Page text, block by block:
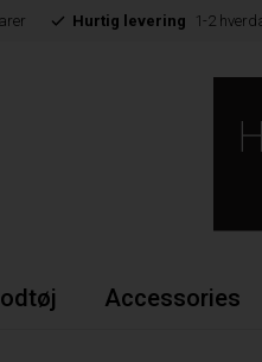
Hurtig levering 1-2
Accessories